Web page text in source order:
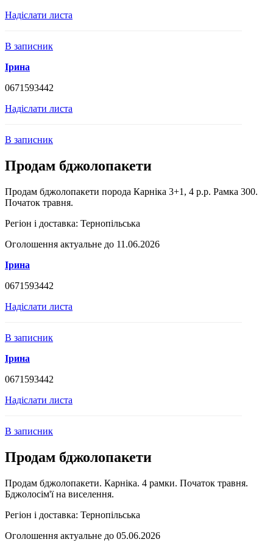
Надіслати листа
В записник
Ірина
0671593442
Надіслати листа
В записник
Продам бджолопакети
Продам бджолопакети порода Карніка 3+1, 4 р.р. Рамка 300.
Початок травня.
Регіон і доставка: Тернопільська
Оголошення актуальне до 11.06.2026
Ірина
0671593442
Надіслати листа
В записник
Ірина
0671593442
Надіслати листа
В записник
Продам бджолопакети
Продам бджолопакети. Карніка. 4 рамки. Початок травня.
Бджолосім'ї на виселення.
Регіон і доставка: Тернопільська
Оголошення актуальне до 05.06.2026